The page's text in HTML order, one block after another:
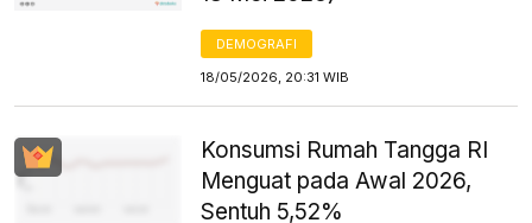
DEMOGRAFI
18/05/2026, 20:31 WIB
Konsumsi Rumah Tangga RI
Menguat pada Awal 2026,
Sentuh 5,52%